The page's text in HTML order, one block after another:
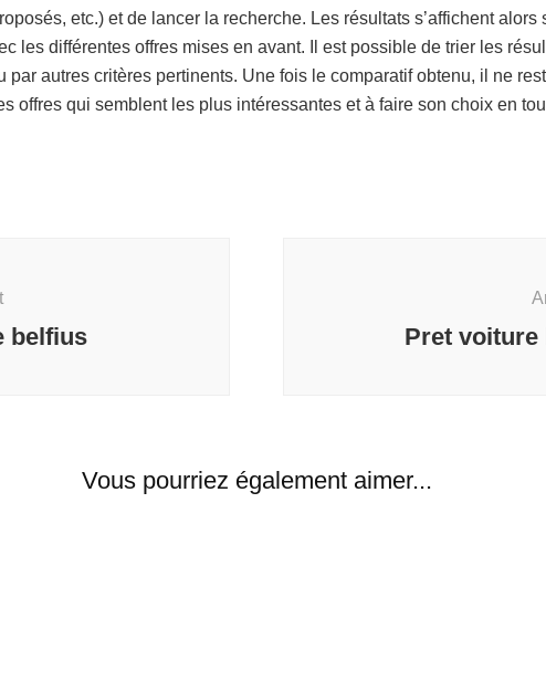
etc.) et de lancer la recherche. Les résultats s’affichent alors
les différentes offres mises en avant. Il est possible de trier les
par autres critères pertinents. Une fois le comparatif obtenu, il ne
offres qui semblent les plus intéressantes et à faire son choix en
belfius Pret voiture
Vous pourriez également aimer...